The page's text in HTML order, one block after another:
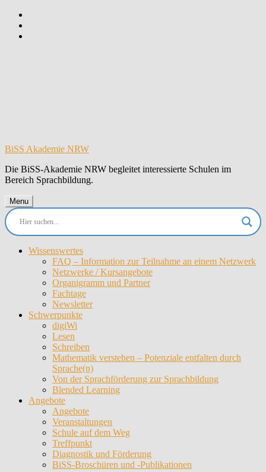
BiSS Akademie NRW
Die BiSS-Akademie NRW begleitet interessierte Schulen im
Bereich Sprachbildung.
Menu
Wissenswertes
FAQ – Information zur Teilnahme an einem Netzwerk
Netzwerke / Kursangebote
Organigramm und Partner
Fachtage
Newsletter
Schwerpunkte
digiWi
Lesen
Schreiben
Mathematik verstehen – Potenziale entfalten durch
Sprache(n)
Von der Sprachförderung zur Sprachbildung
Blended Learning
Angebote
Angebote
Veranstaltungen
Schule auf dem Weg
Treffpunkt
Diagnostik und Förderung
BiSS-Broschüren und -Publikationen